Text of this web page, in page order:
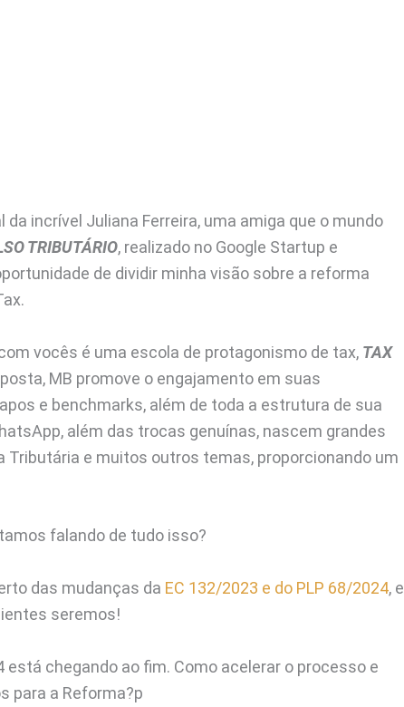
incrível Juliana Ferreira, uma amiga que o mundo
TRIBUTÁRIO, realizado no Google Startup e
de dividir minha visão sobre a reforma
vocês é uma escola de protagonismo de tax, TAX
MB promove o engajamento em suas
e benchmarks, além de toda a estrutura de sua
além das trocas genuínas, nascem grandes
e muitos outros temas, proporcionando um
falando de tudo isso?
das mudanças da EC 132/2023 e do PLP 68/2024, e
seremos!
chegando ao fim. Como acelerar o processo e
para a Reforma?p